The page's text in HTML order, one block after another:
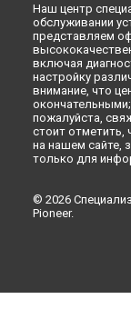
Наш центр
обслуживании
представляем
включая
настройку
внимание, что
пожалуйста,
стоит отметить,
на нашем сайте,
только для
© 2026
Pioneer.